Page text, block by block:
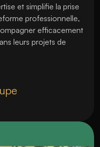
et simplifie la prise
professionnelle,
efficacement
leurs projets de